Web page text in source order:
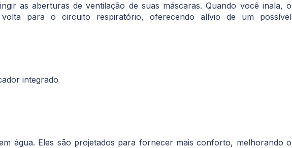
as aberturas de ventilação de suas máscaras. Quando você inala, o
para o circuito respiratório, oferecendo alívio de um possível
integrado
água. Eles são projetados para fornecer mais conforto, melhorando o